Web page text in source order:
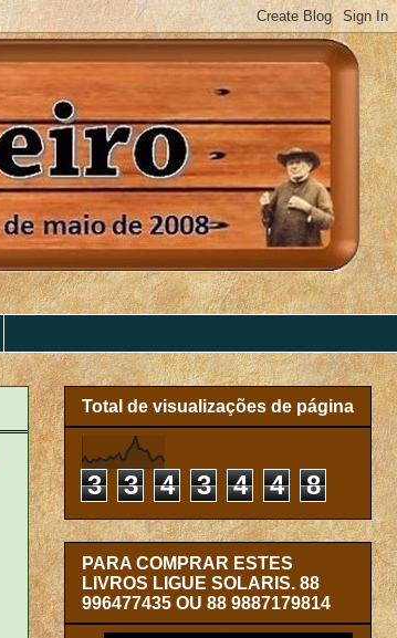
Total de visualizações de página
3 3 4 3 4 4 8
PARA COMPRAR ESTES
LIVROS LIGUE SOLARIS. 88
996477435 OU 88 9887179814